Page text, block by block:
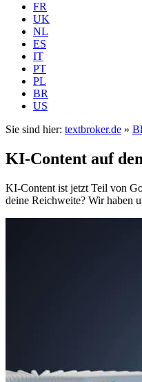
FR
UK
NL
ES
IT
PT
PL
BR
US
Sie sind hier: textbroker.de »
KI-Content auf
KI-Content ist jetzt Teil von
deine Reichweite? Wir haben